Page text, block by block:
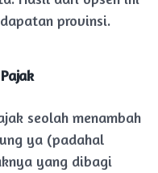
provinsi.
seolah menambah
ya (padahal
yang dibagi